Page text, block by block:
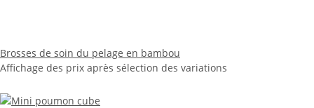
Brosses de soin du pelage en bambou
Affichage des prix après sélection des variations